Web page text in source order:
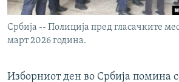
Србија -- Полиција пред гласачките
март 2026 година.
Изборниот ден во Србија помина